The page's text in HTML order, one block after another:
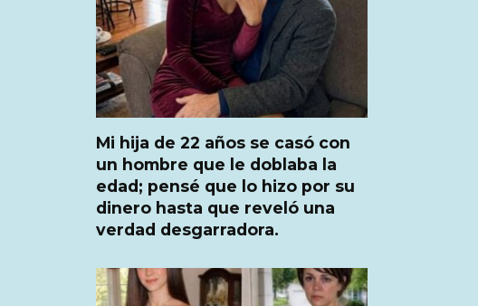
Mi hija de 22 años se casó con
un hombre que le doblaba la
edad; pensé que lo hizo por su
dinero hasta que reveló una
verdad desgarradora.